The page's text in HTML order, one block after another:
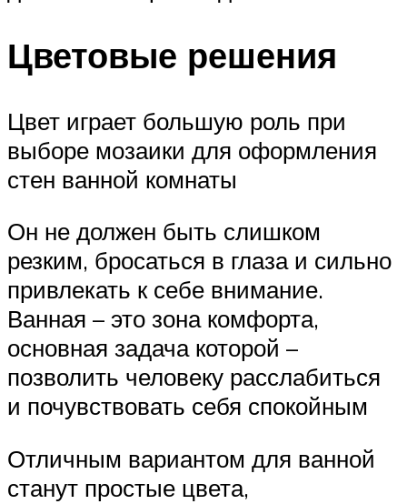
Цветовые решения
Цвет играет большую роль при
выборе мозаики для оформления
стен ванной комнаты
Он не должен быть слишком
резким, бросаться в глаза и сильно
привлекать к себе внимание.
Ванная – это зона комфорта,
основная задача которой –
позволить человеку расслабиться
и почувствовать себя спокойным
Отличным вариантом для ванной
станут простые цвета,